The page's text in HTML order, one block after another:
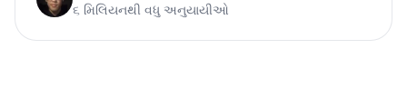
૬ મિલિયનથી વધુ અનુયાયીઓ